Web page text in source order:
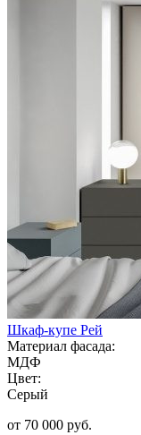
Шкаф-купе Рей
Материал фасада:
МДФ
Цвет:
Серый
от 70 000 руб.